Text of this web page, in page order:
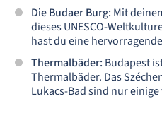
Die Budaer Burg: Mit
dieses UNESCO-
hast du eine
Thermalbäder: Budapest
Thermalbäder. Das
Lukacs-Bad sind nur